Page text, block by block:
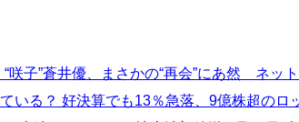
“咲子”蒼井優、まさかの“再会”にあ然 ネッ
いる？ 好決算でも13％急落、9億株超のロ